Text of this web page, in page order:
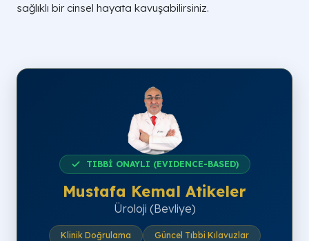
sağlıklı bir cinsel hayata kavuşabilirsiniz.
TIBBİ ONAYLI (EVIDENCE-BASED)
Mustafa Kemal Atikeler
Üroloji (Bevliye)
Klinik Doğrulama
Güncel Tıbbi Kılavuzlar